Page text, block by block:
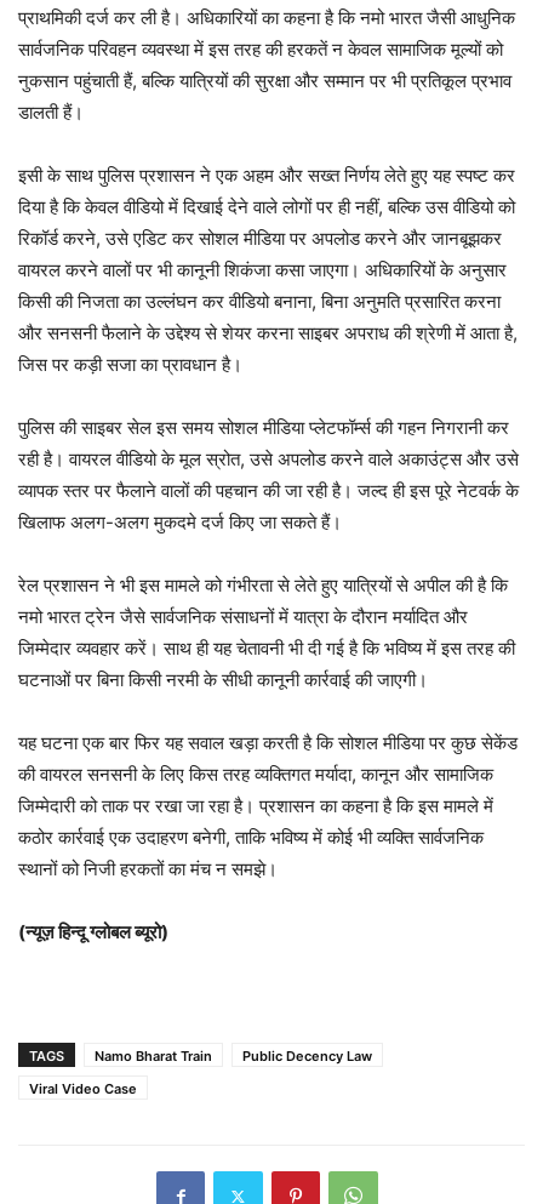
प्राथमिकी दर्ज कर ली है। अधिकारियों का कहना है कि नमो भारत जैसी आधुनिक
सार्वजनिक परिवहन व्यवस्था में इस तरह की हरकतें न केवल सामाजिक मूल्यों को
नुकसान पहुंचाती हैं, बल्कि यात्रियों की सुरक्षा और सम्मान पर भी प्रतिकूल प्रभाव
डालती हैं।
इसी के साथ पुलिस प्रशासन ने एक अहम और सख्त निर्णय लेते हुए यह स्पष्ट कर
दिया है कि केवल वीडियो में दिखाई देने वाले लोगों पर ही नहीं, बल्कि उस वीडियो को
रिकॉर्ड करने, उसे एडिट कर सोशल मीडिया पर अपलोड करने और जानबूझकर
वायरल करने वालों पर भी कानूनी शिकंजा कसा जाएगा। अधिकारियों के अनुसार
किसी की निजता का उल्लंघन कर वीडियो बनाना, बिना अनुमति प्रसारित करना
और सनसनी फैलाने के उद्देश्य से शेयर करना साइबर अपराध की श्रेणी में आता है,
जिस पर कड़ी सजा का प्रावधान है।
पुलिस की साइबर सेल इस समय सोशल मीडिया प्लेटफॉर्म्स की गहन निगरानी कर
रही है। वायरल वीडियो के मूल स्रोत, उसे अपलोड करने वाले अकाउंट्स और उसे
व्यापक स्तर पर फैलाने वालों की पहचान की जा रही है। जल्द ही इस पूरे नेटवर्क के
खिलाफ अलग-अलग मुकदमे दर्ज किए जा सकते हैं।
रेल प्रशासन ने भी इस मामले को गंभीरता से लेते हुए यात्रियों से अपील की है कि
नमो भारत ट्रेन जैसे सार्वजनिक संसाधनों में यात्रा के दौरान मर्यादित और
जिम्मेदार व्यवहार करें। साथ ही यह चेतावनी भी दी गई है कि भविष्य में इस तरह की
घटनाओं पर बिना किसी नरमी के सीधी कानूनी कार्रवाई की जाएगी।
यह घटना एक बार फिर यह सवाल खड़ा करती है कि सोशल मीडिया पर कुछ सेकेंड
की वायरल सनसनी के लिए किस तरह व्यक्तिगत मर्यादा, कानून और सामाजिक
जिम्मेदारी को ताक पर रखा जा रहा है। प्रशासन का कहना है कि इस मामले में
कठोर कार्रवाई एक उदाहरण बनेगी, ताकि भविष्य में कोई भी व्यक्ति सार्वजनिक
स्थानों को निजी हरकतों का मंच न समझे।
(न्यूज़ हिन्दू ग्लोबल ब्यूरो)
TAGS Namo Bharat Train
Public Decency Law
Viral Video Case